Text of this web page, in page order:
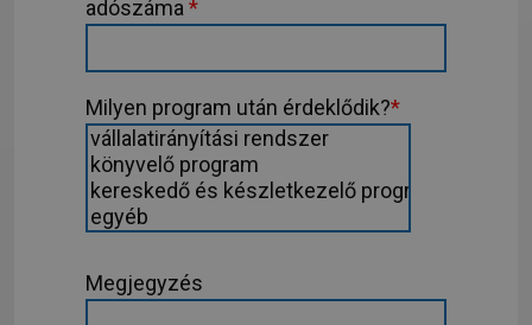
adószáma*
Milyen program után érdeklődik?*
Megjegyzés